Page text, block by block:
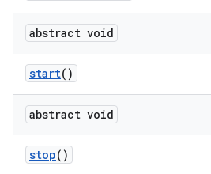
abstract void
start()
abstract void
stop()